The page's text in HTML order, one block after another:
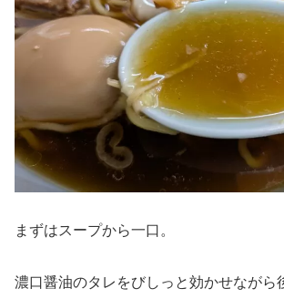
まずはスープから一口。
濃口醤油のタレをびしっと効かせながら